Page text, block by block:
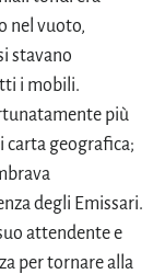
nel vuoto,
stavano
i mobili.
più
geografica;
degli Emissari.
attendente e
per tornare alla